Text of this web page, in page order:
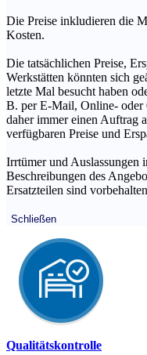
Die Preise inkludieren die
Kosten.
Die tatsächlichen Preise,
Werkstätten könnten sich
letzte Mal besucht haben
B. per E-Mail, Online- oder
daher immer einen Auftrag
verfügbaren Preise und
Irrtümer und Auslassungen
Beschreibungen des
Ersatzteilen sind
Schließen
Qualitätskontrolle